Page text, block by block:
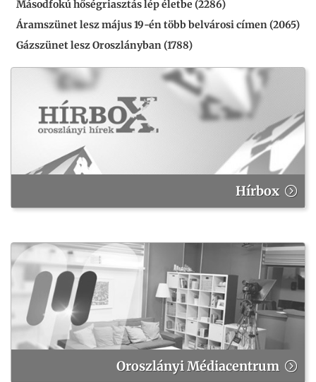
Másodfokú hőségriasztás lép életbe (2286)
Áramszünet lesz május 19-én több belvárosi címen (2065)
Gázszünet lesz Oroszlányban (1788)
Hírbox
Oroszlányi Médiacentrum